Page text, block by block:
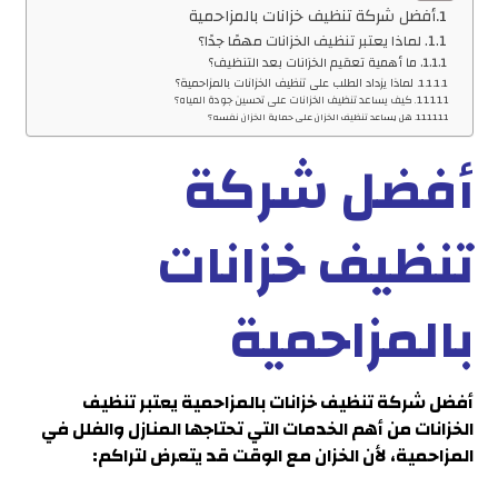
أفضل شركة تنظيف خزانات بالمزاحمية
لماذا يعتبر تنظيف الخزانات مهمًا جدًا؟
ما أهمية تعقيم الخزانات بعد التنظيف؟
لماذا يزداد الطلب على تنظيف الخزانات بالمزاحمية؟
كيف يساعد تنظيف الخزانات على تحسين جودة المياه؟
هل يساعد تنظيف الخزان على حماية الخزان نفسه؟
أفضل شركة
تنظيف خزانات
بالمزاحمية
أفضل شركة تنظيف خزانات بالمزاحميةيعتبر تنظيف
الخزانات من أهم الخدمات التي تحتاجها المنازل والفلل في
المزاحمية، لأن الخزان مع الوقت قد يتعرض لتراكم: